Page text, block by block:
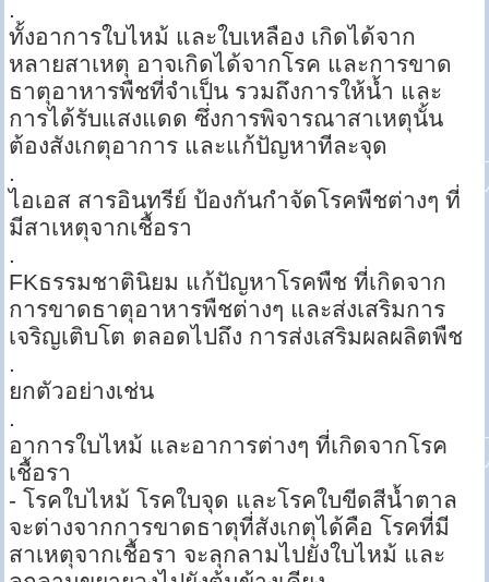
.
ทั้งอาการใบไหม้ และใบเหลือง เกิดได้จาก
หลายสาเหตุ อาจเกิดได้จากโรค และการขาด
ธาตุอาหารพืชที่จำเป็น รวมถึงการให้น้ำ และ
การได้รับแสงแดด ซึ่งการพิจารณาสาเหตุนั้น
ต้องสังเกตุอาการ และแก้ปัญหาทีละจุด
.
ไอเอส สารอินทรีย์ ป้องกันกำจัดโรคพืชต่างๆ ที่
มีสาเหตุจากเชื้อรา
.
FKธรรมชาตินิยม แก้ปัญหาโรคพืช ที่เกิดจาก
การขาดธาตุอาหารพืชต่างๆ และส่งเสริมการ
เจริญเติบโต ตลอดไปถึง การส่งเสริมผลผลิตพืช
.
ยกตัวอย่างเช่น
.
อาการใบไหม้ และอาการต่างๆ ที่เกิดจากโรค
เชื้อรา
- โรคใบไหม้ โรคใบจุด และโรคใบขีดสีน้ำตาล
จะต่างจากการขาดธาตุที่สังเกตุได้คือ โรคที่มี
สาเหตุจากเชื้อรา จะลุกลามไปยังใบไหม้ และ